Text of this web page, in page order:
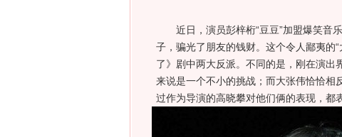
近日，演员彭梓桁“豆豆”加盟爆笑音乐
子，骗光了朋友的钱财。这个令人鄙夷的
了》剧中两大反派。不同的是，刚在演出
来说是一个不小的挑战；而大张伟恰恰相
过作为导演的高晓攀对他们俩的表现，都